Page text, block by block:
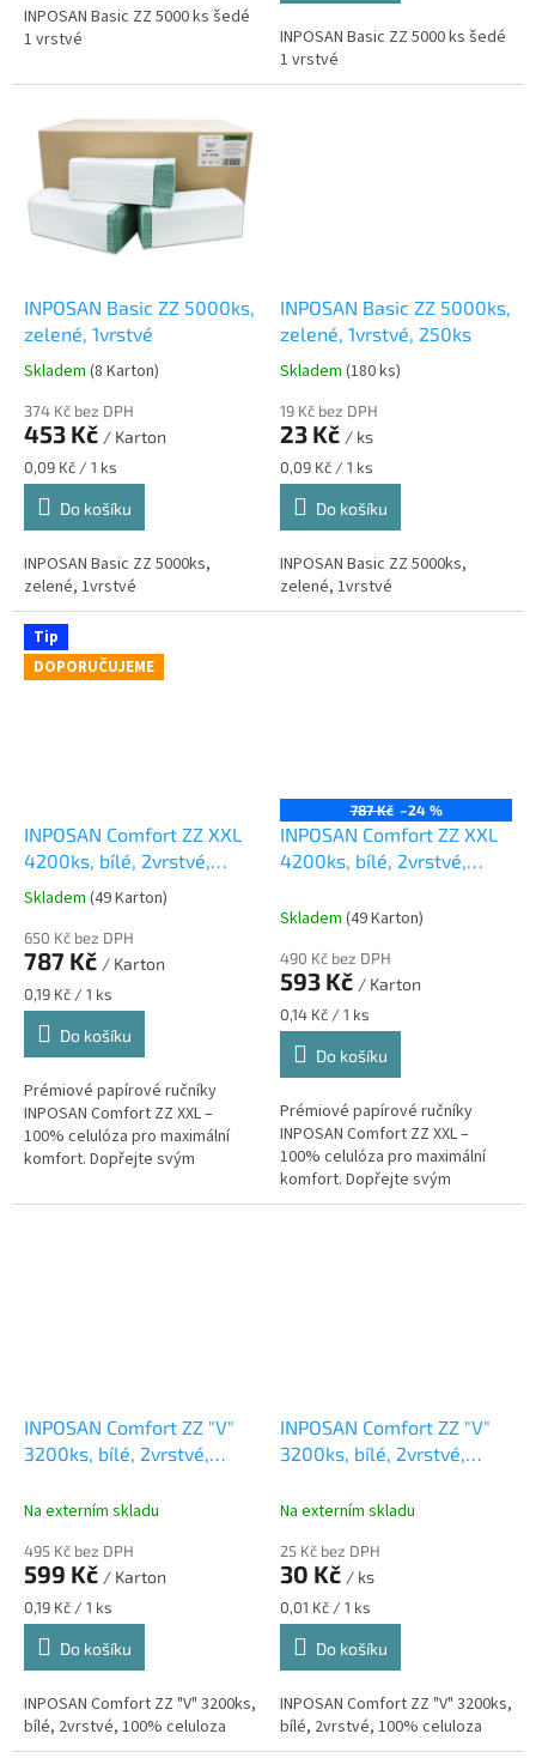
INPOSAN Basic ZZ 5000 ks šedé
1 vrstvé
INPOSAN Basic ZZ 5000 ks šedé
1 vrstvé
INPOSAN Basic ZZ 5000ks,
zelené, 1vrstvé
Průměrné
produktu
je
5,0
z
hvězdiček.
Skladem (8 Karton)
374 Kč bez DPH
453 Kč / Karton
Měrná
cena:
0,09 Kč / 1 ks
Do košíku
INPOSAN Basic ZZ 5000ks,
zelené, 1vrstvé
INPOSAN Basic ZZ 5000ks,
zelené, 1vrstvé, 250ks
Průměrné
produktu
je
5,0
z
hvězdiček.
Skladem (180 ks)
19 Kč bez DPH
23 Kč / ks
Měrná
cena:
0,09 Kč / 1 ks
Do košíku
INPOSAN Basic ZZ 5000ks,
zelené, 1vrstvé
Tip
DOPORUČUJEME
INPOSAN Comfort ZZ XXL
4200ks, bílé, 2vrstvé,
100% celuloza
Průměrné
produktu
je
5,0
z
hvězdiček.
Skladem (49 Karton)
650 Kč bez DPH
787 Kč / Karton
Měrná
cena:
0,19 Kč / 1 ks
Do košíku
Prémiové papírové ručníky
INPOSAN Comfort ZZ XXL –
100% celulóza pro maximální
komfort. Dopřejte svým
nadstandardní péči s extra
787 Kč –24 %
INPOSAN Comfort ZZ XXL
4200ks, bílé, 2vrstvé,
Skladem (49 Karton)
490 Kč bez DPH
593 Kč / Karton
Měrná
cena:
0,14 Kč / 1 ks
Do košíku
Prémiové papírové ručníky
INPOSAN Comfort ZZ XXL –
100% celulóza pro maximální
komfort. Dopřejte svým
zákazníkům i zaměstnancům
INPOSAN Comfort ZZ "V"
3200ks, bílé, 2vrstvé,
Na externím skladu
495 Kč bez DPH
599 Kč / Karton
Měrná
cena:
0,19 Kč / 1 ks
Do košíku
INPOSAN Comfort ZZ "V" 3200ks,
bílé, 2vrstvé, 100% celuloza
INPOSAN Comfort ZZ "V"
3200ks, bílé, 2vrstvé,
Na externím skladu
25 Kč bez DPH
30 Kč / ks
Měrná
cena:
0,01 Kč / 1 ks
Do košíku
INPOSAN Comfort ZZ "V" 3200ks,
bílé, 2vrstvé, 100% celuloza